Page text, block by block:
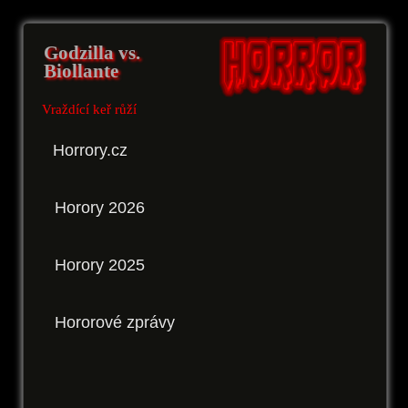
Godzilla vs.
Biollante
Vraždící keř růží
Horrory.cz
Horory 2026
Horory 2025
Hororové zprávy